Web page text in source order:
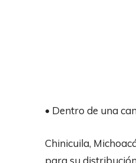
• Dentro de una
Chinicuila,
para su